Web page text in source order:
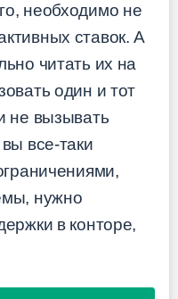
необходимо не
ставок. А
читать их на
один и тот
не вызывать
все-таки
нужно
в конторе,